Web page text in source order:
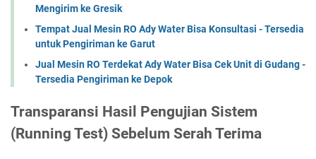
Mengirim ke Gresik
Tempat Jual Mesin RO Ady Water Bisa Konsultasi - Tersedia
untuk Pengiriman ke Garut
Jual Mesin RO Terdekat Ady Water Bisa Cek Unit di Gudang -
Tersedia Pengiriman ke Depok
Transparansi Hasil Pengujian Sistem
(Running Test) Sebelum Serah Terima